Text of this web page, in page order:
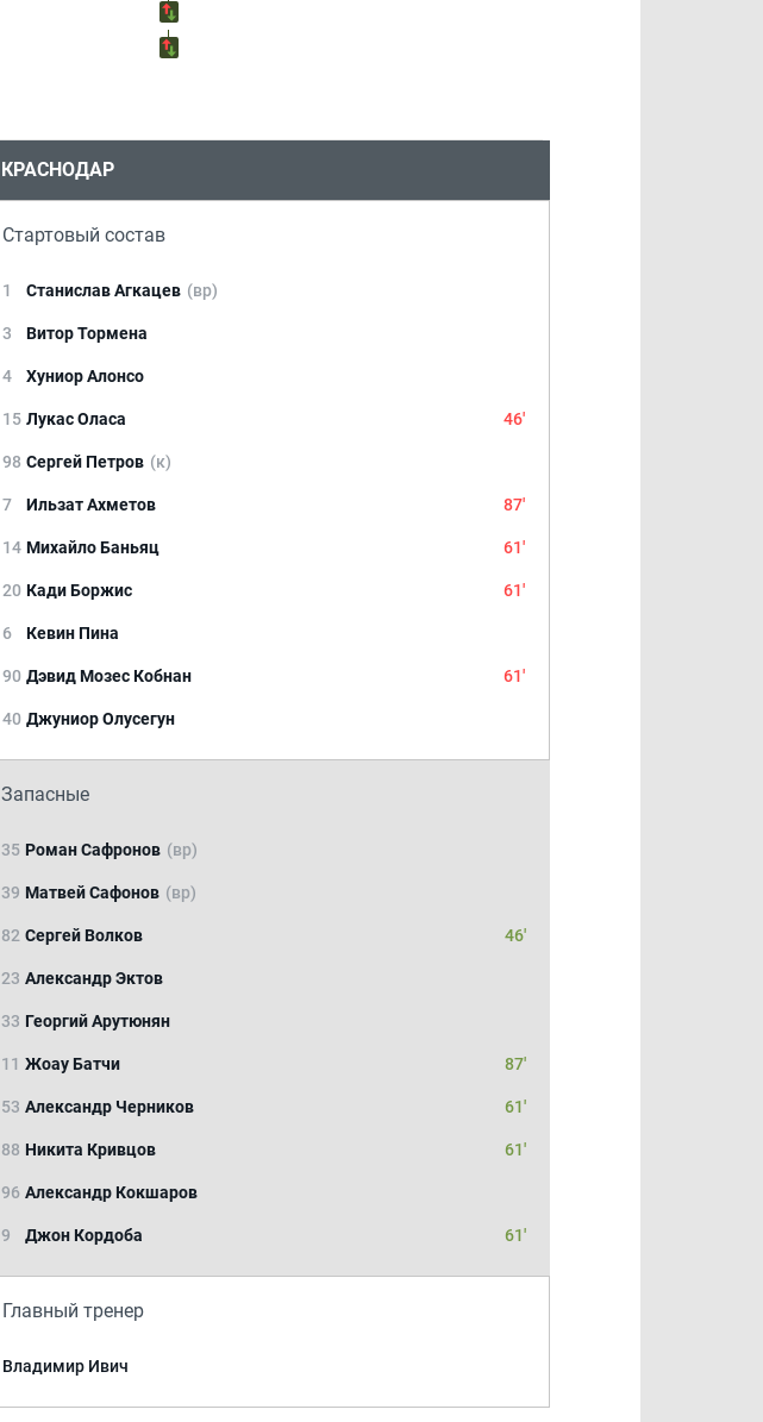
КРАСНОДАР
Стартовый состав
1 Станислав Агкацев (вр)
3 Витор Тормена
4 Хуниор Алонсо
15 Лукас Оласа 46'
98 Сергей Петров (к)
7 Ильзат Ахметов 87'
14 Михайло Баньяц 61'
20 Кади Боржис 61'
6 Кевин Пина
90 Дэвид Мозес Кобнан 61'
40 Джуниор Олусегун
Запасные
35 Роман Сафронов (вр)
39 Матвей Сафонов (вр)
82 Сергей Волков 46'
23 Александр Эктов
33 Георгий Арутюнян
11 Жоау Батчи 87'
53 Александр Черников 61'
88 Никита Кривцов 61'
96 Александр Кокшаров
9 Джон Кордоба 61'
Главный тренер
Владимир Ивич